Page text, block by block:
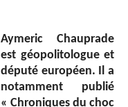
Aymeric Chauprade
est géopolitologue et
député européen. Il a
notamment publié
« Chroniques du choc